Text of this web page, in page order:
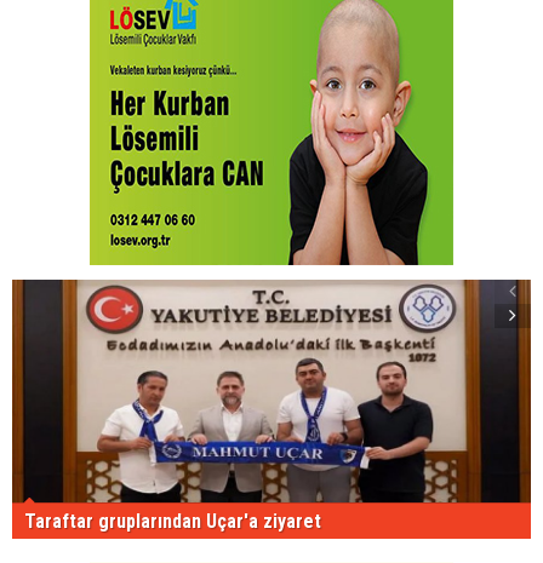
Taraftar gruplarından Uçar'a ziyaret